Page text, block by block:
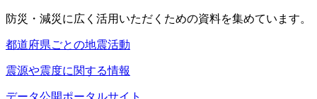
防災・減災に広く活用いただくための資料を集めています。
都道府県ごとの地震活動
震源や震度に関する情報
データ公開ポータルサイト